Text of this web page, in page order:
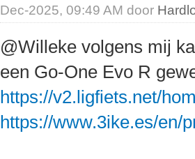
Dec-2025, 09:49 AM door
@Willeke volgens mij
een Go-One Evo R
https://v2.ligfiets.net/
https://www.3ike.es/en/